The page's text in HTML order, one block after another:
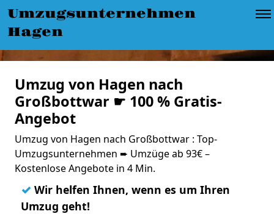
Umzugsunternehmen
Hagen
Umzug von Hagen nach
Großbottwar ☛ 100 % Gratis-
Angebot
Umzug von Hagen nach Großbottwar : Top-
Umzugsunternehmen ➨ Umzüge ab 93€ –
Kostenlose Angebote in 4 Min.
✓ Wir helfen Ihnen, wenn es um Ihren
Umzug geht!